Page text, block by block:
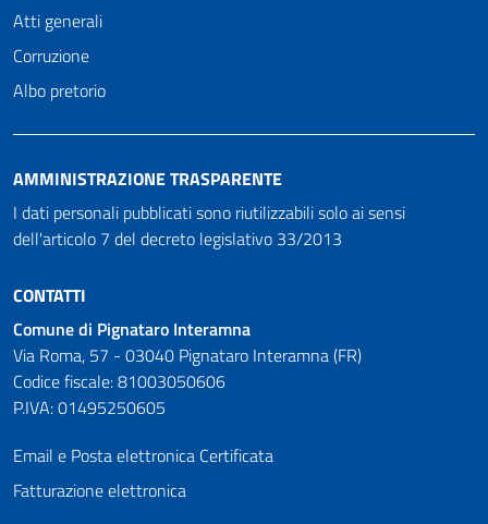
Atti generali
Corruzione
Albo pretorio
AMMINISTRAZIONE TRASPARENTE
I dati personali pubblicati sono riutilizzabili solo ai sensi
dell'articolo 7 del decreto legislativo 33/2013
CONTATTI
Comune di Pignataro Interamna
Via Roma, 57 - 03040 Pignataro Interamna (FR)
Codice fiscale: 81003050606
P.IVA: 01495250605
Email e Posta elettronica Certificata
Fatturazione elettronica